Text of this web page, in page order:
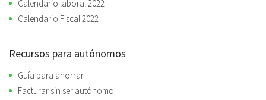
Calendario laboral 2022
Calendario Fiscal 2022
Recursos para autónomos
Guía para ahorrar
Facturar sin ser autónomo